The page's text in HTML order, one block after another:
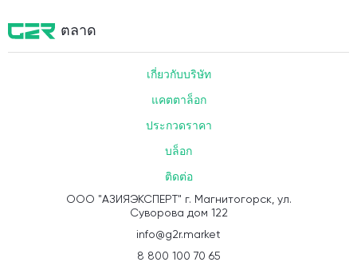
ตลาด
เกี่ยวกับบริษัท
แคตตาล็อก
ประกวดราคา
บล็อก
ติดต่อ
ООО "АЗИЯЭКСПЕРТ" г. Магнитогорск, ул.
Суворова дом 122
info@g2r.market
8 800 100 70 65